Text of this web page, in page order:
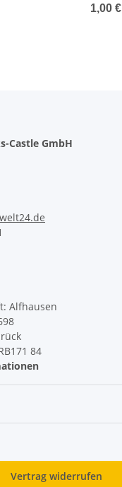
1,00 €
Castle GmbH
Alfhausen
84
Vertrag widerrufen